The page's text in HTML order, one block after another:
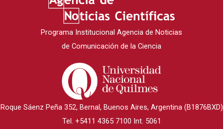
Programa Institucional Agencia de Noticias
de Comunicación de la Ciencia
Roque Sáenz Peña 352, Bernal, Buenos Aires, Argentina (B1876BXD)
Tel. +5411 4365 7100 Int. 5061